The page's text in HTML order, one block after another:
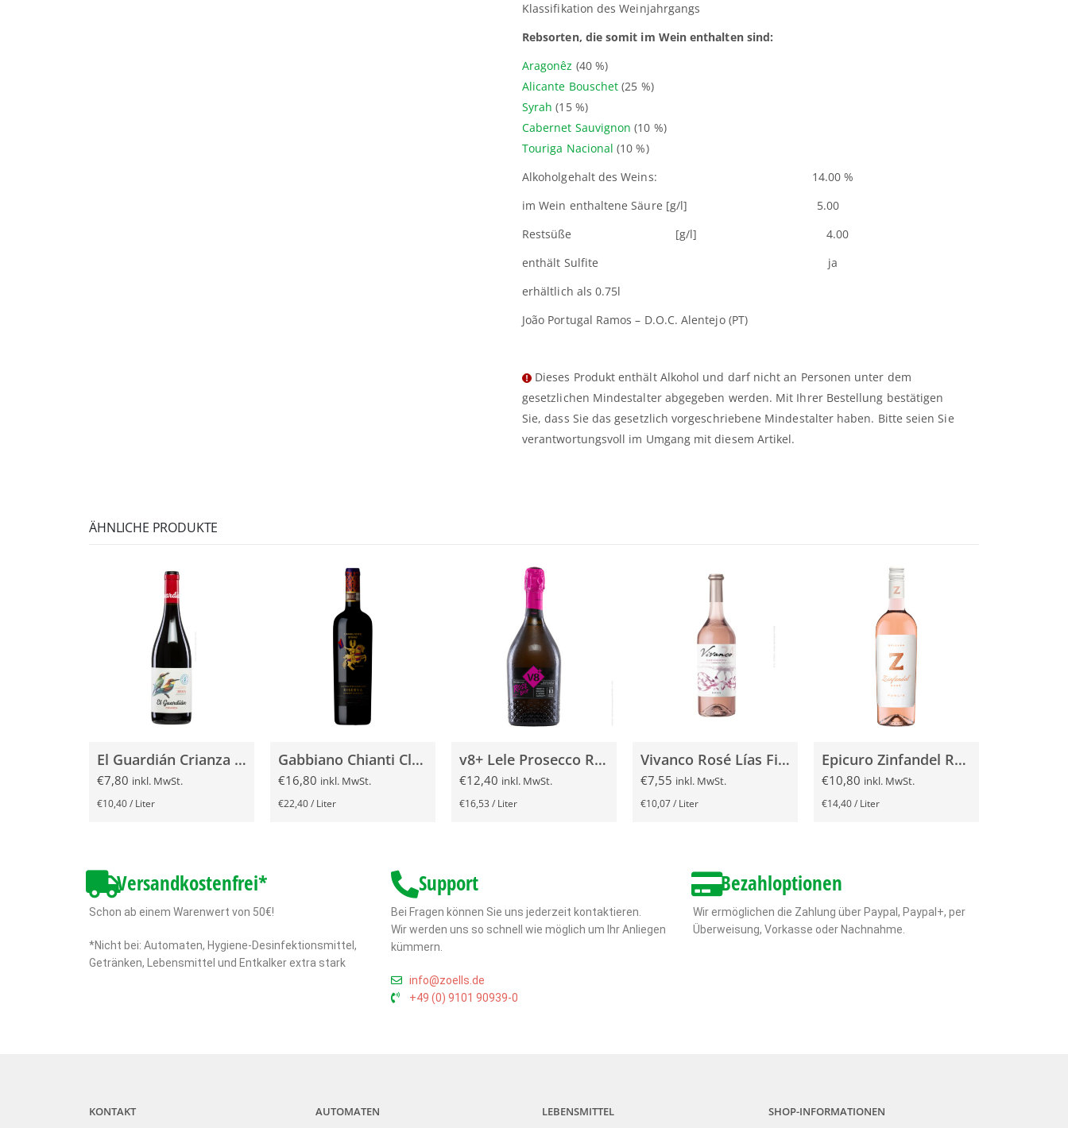
Klassifikation des Weinjahrgangs
Rebsorten, die somit im Wein enthalten sind:
Aragonêz (40 %)
Alicante Bouschet (25 %)
Syrah (15 %)
Cabernet Sauvignon (10 %)
Touriga Nacional (10 %)
Alkoholgehalt des Weins: 14.00 %
im Wein enthaltene Säure [g/l] 5.00
Restsüße [g/l] 4.00
enthält Sulfite ja
erhältlich als 0.75l
João Portugal Ramos – D.O.C. Alentejo (PT)
Dieses Produkt enthält Alkohol und darf nicht an Personen unter dem
gesetzlichen Mindestalter abgegeben werden. Mit Ihrer Bestellung bestätigen
Sie, dass Sie das gesetzlich vorgeschriebene Mindestalter haben. Bitte seien Sie
verantwortungsvoll im Umgang mit diesem Artikel.
ÄHNLICHE PRODUKTE
El Guardián Crianza Tinto 2021 0,75l
€7,80 inkl. MwSt.
€10,40/ Liter
Gabbiano Chianti Classico Riserva 2018 0,75l
€16,80 inkl. MwSt.
€22,40/ Liter
v8+ Lele Prosecco Rosé Millesimato Brut 2022 0,75l
€12,40 inkl. MwSt.
€16,53 / Liter
Vivanco Rosé Lías Finas 0,75l
€7,55 inkl. MwSt.
€10,07/ Liter
Epicuro Zinfandel Rosé 2022 0,75l
€10,80 inkl. MwSt.
€14,40/ Liter
Versandkostenfrei*
Schon ab einem Warenwert von 50€!
*Nicht bei: Automaten, Hygiene-Desinfektionsmittel,
Getränken, Lebensmittel und Entkalker extra stark
Support
Bei Fragen können Sie uns jederzeit kontaktieren.
Wir werden uns so schnell wie möglich um Ihr Anliegen
kümmern.
info@zoells.de
+49 (0) 9101 90939-0
Bezahloptionen
Wir ermöglichen die Zahlung über Paypal, Paypal+, per
Überweisung, Vorkasse oder Nachnahme.
KONTAKT AUTOMATEN LEBENSMITTEL SHOP-INFORMATIONEN